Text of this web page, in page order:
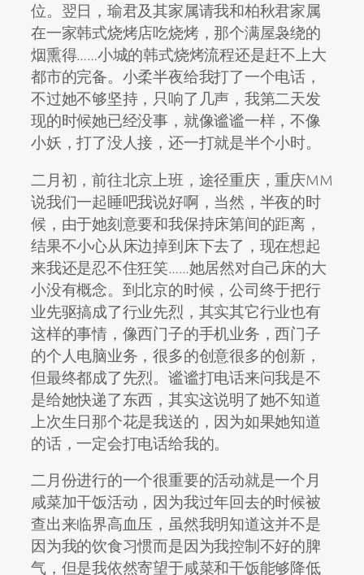
位。翌日，瑜君及其家属请我和柏秋君家属
在一家韩式烧烤店吃烧烤，那个满屋袅绕的
烟熏得……小城的韩式烧烤流程还是赶不上大
都市的完备。小柔半夜给我打了一个电话，
不过她不够坚持，只响了几声，我第二天发
现的时候她已经没事，就像谧谧一样，不像
小妖，打了没人接，还一打就是半个小时。
二月初，前往北京上班，途径重庆，重庆MM
说我们一起睡吧我说好啊，当然，半夜的时
候，由于她刻意要和我保持床第间的距离，
结果不小心从床边掉到床下去了，现在想起
来我还是忍不住狂笑……她居然对自己床的大
小没有概念。到北京的时候，公司终于把行
业先驱搞成了行业先烈，其实其它行业也有
这样的事情，像西门子的手机业务，西门子
的个人电脑业务，很多的创意很多的创新，
但最终都成了先烈。谧谧打电话来问我是不
是给她快递了东西，其实这说明了她不知道
上次生日那个花是我送的，因为如果她知道
的话，一定会打电话给我的。
二月份进行的一个很重要的活动就是一个月
咸菜加干饭活动，因为我过年回去的时候被
查出来临界高血压，虽然我明知道这并不是
因为我的饮食习惯而是因为我控制不好的脾
气，但是我依然寄望于咸菜和干饭能够降低